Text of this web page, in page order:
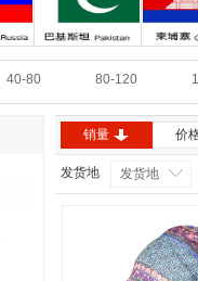
巴基斯坦 柬
40-80 80-120
销量 价
发货地 发货地